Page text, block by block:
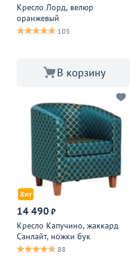
Кресло Лорд, велюр
оранжевый
105
В корзину
Хит
14 490 ₽
Кресло Капучино, жаккард
Санлайт, ножки бук
88